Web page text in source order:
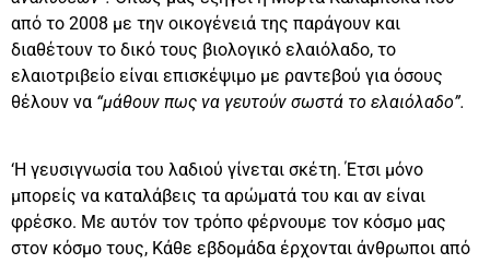
από το 2008 με την οικογένειά της παράγουν και
διαθέτουν το δικό τους βιολογικό ελαιόλαδο, το
ελαιοτριβείο είναι επισκέψιμο με ραντεβού για όσους
θέλουν να “μάθουν πως να γευτούν σωστά το ελαιόλαδο”.
‘Η γευσιγνωσία του λαδιού γίνεται σκέτη. Έτσι μόνο
μπορείς να καταλάβεις τα αρώματά του και αν είναι
φρέσκο. Με αυτόν τον τρόπο φέρνουμε τον κόσμο μας
στον κόσμο τους, Κάθε εβδομάδα έρχονται άνθρωποι από